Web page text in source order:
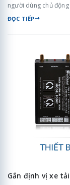
người dùng chủ
lý xe hiệu quả trong
ĐỌC TIẾP
Gắn định vị xe